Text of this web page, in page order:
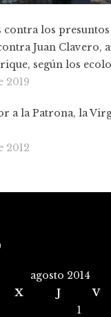
contra los
Juan Clavero,
según los
2019
a la Patrona, la
2012
agosto 2014
X J V
1